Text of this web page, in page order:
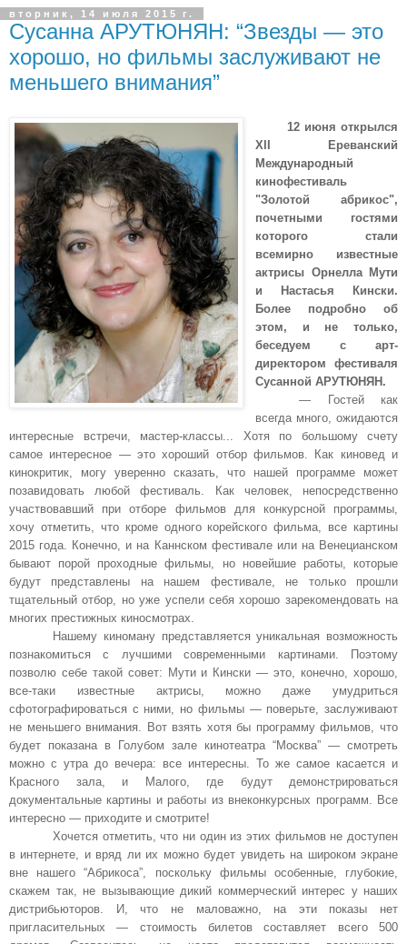
вторник, 14 июля 2015 г.
Сусанна АРУТЮНЯН: “Звезды — это
хорошо, но фильмы заслуживают не
меньшего внимания”
12 июня открылся
XII Ереванский
Международный
кинофестиваль
"Золотой абрикос",
почетными гостями
которого стали
всемирно известные
актрисы Орнелла Мути
и Настасья Кински.
Более подробно об
этом, и не только,
беседуем с арт-
директором фестиваля
Сусанной АРУТЮНЯН.
— Гостей как
всегда много, ожидаются
интересные встречи, мастер-классы... Хотя по большому счету
самое интересное — это хороший отбор фильмов. Как киновед и
кинокритик, могу уверенно сказать, что нашей программе может
позавидовать любой фестиваль. Как человек, непосредственно
участвовавший при отборе фильмов для конкурсной программы,
хочу отметить, что кроме одного корейского фильма, все картины
2015 года. Конечно, и на Каннском фестивале или на Венецианском
бывают порой проходные фильмы, но новейшие работы, которые
будут представлены на нашем фестивале, не только прошли
тщательный отбор, но уже успели себя хорошо зарекомендовать на
многих престижных киносмотрах.
Нашему киноману представляется уникальная возможность
познакомиться с лучшими современными картинами. Поэтому
позволю себе такой совет: Мути и Кински — это, конечно, хорошо,
все-таки известные актрисы, можно даже умудриться
сфотографироваться с ними, но фильмы — поверьте, заслуживают
не меньшего внимания. Вот взять хотя бы программу фильмов, что
будет показана в Голубом зале кинотеатра “Москва” — смотреть
можно с утра до вечера: все интересны. То же самое касается и
Красного зала, и Малого, где будут демонстрироваться
документальные картины и работы из внеконкурсных программ. Все
интересно — приходите и смотрите!
Хочется отметить, что ни один из этих фильмов не доступен
в интернете, и вряд ли их можно будет увидеть на широком экране
вне нашего “Абрикоса”, поскольку фильмы особенные, глубокие,
скажем так, не вызывающие дикий коммерческий интерес у наших
дистрибьюторов. И, что не маловажно, на эти показы нет
пригласительных — стоимость билетов составляет всего 500